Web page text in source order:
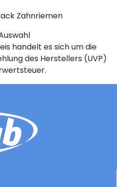
Zahnriemen
handelt es sich um die
des Herstellers (UVP)